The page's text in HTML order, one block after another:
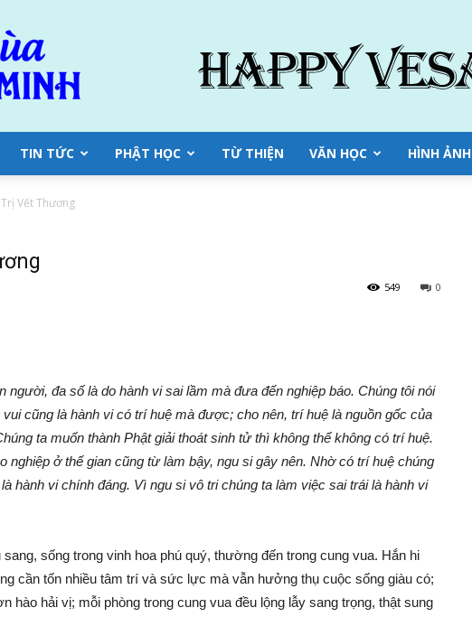
TIN TỨC PHẬT HỌC TỪ THIỆN VĂN HỌC HÌNH ẢNH
Vết Thương
0
549
người, đa số là do hành vi sai lầm mà đưa đến nghiệp báo. Chúng tôi nói
cũng là hành vi có trí huệ mà được; cho nên, trí huệ là nguồn gốc của
ta muốn thành Phật giải thoát sinh tử thì không thể không có trí huệ.
nghiệp ở thế gian cũng từ làm bậy, ngu si gây nên. Nhờ có trí huệ chúng
hành vi chính đáng. Vì ngu si vô tri chúng ta làm việc sai trái là hành vi
sống trong vinh hoa phú quý, thường đến trong cung vua. Hắn hi
cần tốn nhiều tâm trí và sức lực mà vẫn hưởng thụ cuộc sống giàu có;
hào hải vị; mỗi phòng trong cung vua đều lộng lẫy sang trọng, thật sung